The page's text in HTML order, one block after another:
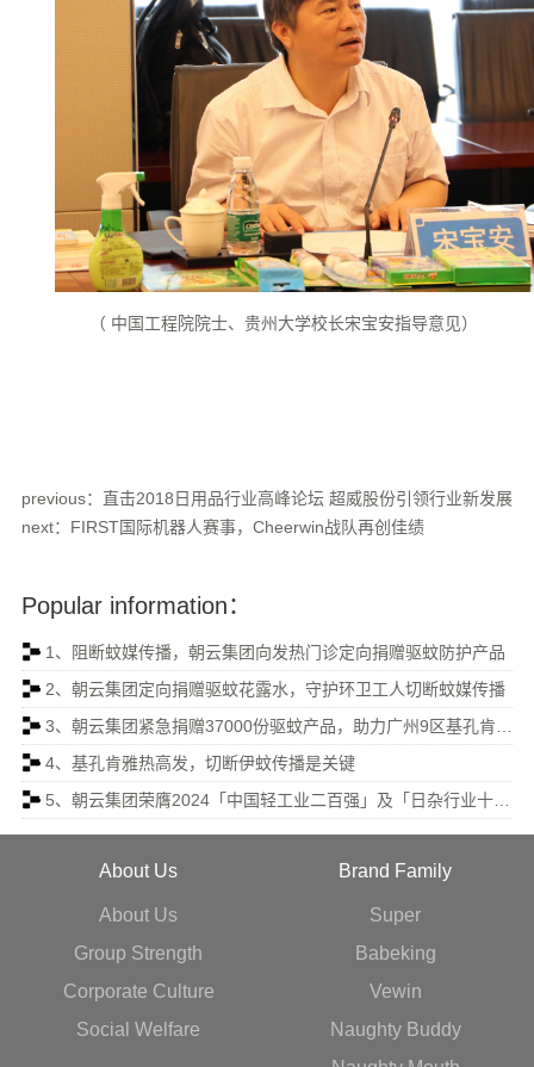
（ 中国工程院院士、贵州大学校长宋宝安指导意见）
previous：直击2018日用品行业高峰论坛 超威股份引领行业新发展
next：FIRST国际机器人赛事，Cheerwin战队再创佳绩
Popular information：
1、阻断蚊媒传播，朝云集团向发热门诊定向捐赠驱蚊防护产品
2、朝云集团定向捐赠驱蚊花露水，守护环卫工人切断蚊媒传播
4、基孔肯雅热高发，切断伊蚊传播是关键
About Us
About Us
Group Strength
Corporate Culture
Social Welfare
Brand Family
Super
Babeking
Vewin
Naughty Buddy